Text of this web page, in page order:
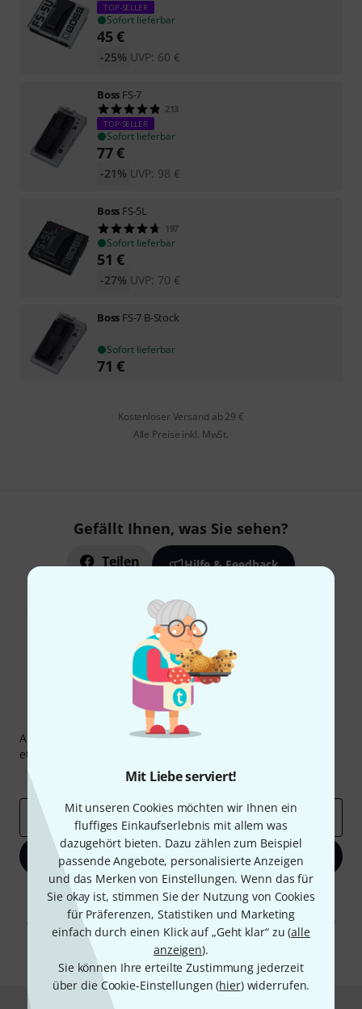
Mit Liebe serviert!
Mit unseren Cookies möchten wir Ihnen ein
fluffiges Einkaufserlebnis mit allem was
dazugehört bieten. Dazu zählen zum Beispiel
passende Angebote, personalisierte Anzeigen
und das Merken von Einstellungen. Wenn das für
Sie okay ist, stimmen Sie der Nutzung von Cookies
für Präferenzen, Statistiken und Marketing
einfach durch einen Klick auf „Geht klar“ zu (alle
anzeigen).
Sie können Ihre erteilte Zustimmung jederzeit
über die Cookie-Einstellungen (hier) widerrufen.
TOP-SELLER
Sofort lieferbar
45€
UVP: 60 €
-25%
Boss FS-7
213
TOP-SELLER
Sofort lieferbar
77€
UVP: 98 €
-21%
Boss FS-5L
197
Sofort lieferbar
51 €
UVP: 70 €
-27%
Boss FS-7 B-Stock
Sofort lieferbar
71 €
Kostenloser Versand ab 29 €
Alle Preise inkl. MwSt.
Gefällt Ihnen, was Sie sehen?
Teilen Hilfe & Feedback
Thomann Newsletter
Abonniere den Thomann Newsletter und gewinne mit
etwas Glück einen von
Inspirierende Beiträge
Deals
E-Mail-Adresse *
Jetzt anmelden
Mit Klick auf „Jetzt anmelden“ stimmen Sie dem Erhalt von E-Mail-
Werbung und einer Messung des E-Mail-Nutzungsverhaltens zu. Die
Abmeldung ist jederzeit möglich. Weitere Informationen finden Sie in
unserenDatenschutzhinweisen.
* Pflichtfeld